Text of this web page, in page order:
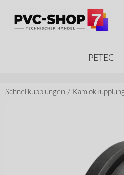
PETEC
Schnellkupplungen /